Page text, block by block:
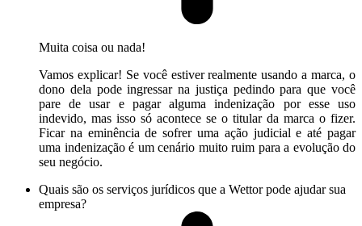
Muita coisa ou nada!
Vamos explicar! Se você estiver realmente usando a marca, o
dono dela pode ingressar na justiça pedindo para que você
pare de usar e pagar alguma indenização por esse uso
indevido, mas isso só acontece se o titular da marca o fizer.
Ficar na eminência de sofrer uma ação judicial e até pagar
uma indenização é um cenário muito ruim para a evolução do
seu negócio.
Quais são os serviços jurídicos que a Wettor pode ajudar sua
empresa?